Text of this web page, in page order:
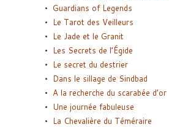
Guardians of Legends
Le Tarot des Veilleurs
Le Jade et le Granit
Les Secrets de l’Égide
Le secret du destrier
Dans le sillage de Sindbad
A la recherche du scarabée d’or
Une journée fabuleuse
La Chevalière du Téméraire